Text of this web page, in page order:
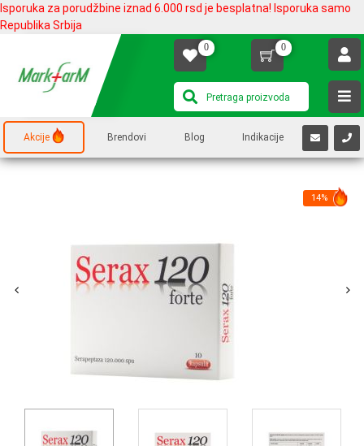
Isporuka za porudžbine iznad 6.000 rsd je besplatna! Isporuka samo
Republika Srbija
0 0
Akcije Brendovi Blog Indikacije
14%